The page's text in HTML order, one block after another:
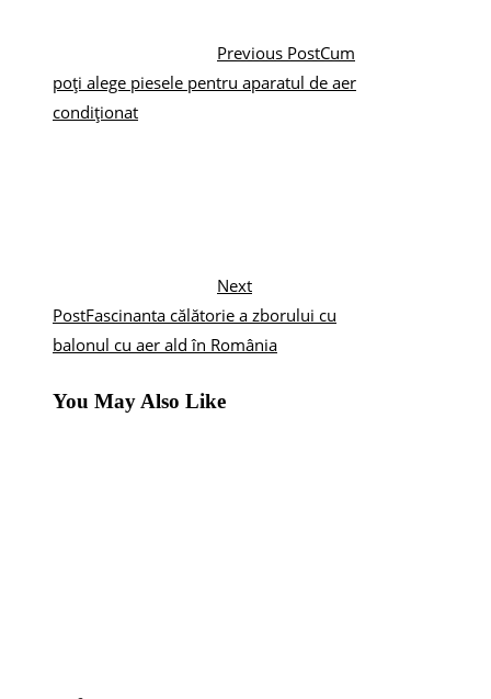
Previous PostCum
poți alege piesele pentru aparatul de aer
condiționat
Next
PostFascinanta călătorie a zborului cu
balonul cu aer ald în România
You May Also Like